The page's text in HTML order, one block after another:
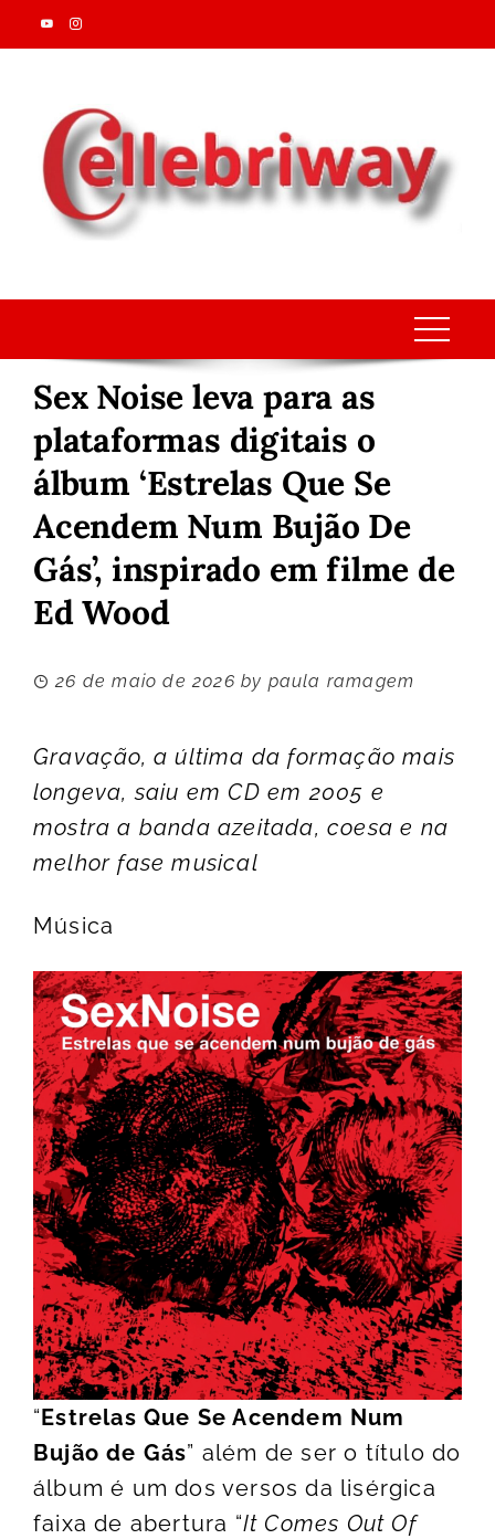
Skip
to
Sex Noise leva para as
plataformas digitais o
álbum ‘Estrelas Que Se
Acendem Num Bujão De
Gás’, inspirado em filme de
Ed Wood
26 de maio de 2026 by paula ramagem
Gravação, a última da formação mais
longeva, saiu em CD em 2005 e
mostra a banda azeitada, coesa e na
melhor fase musical
Música
“Estrelas Que Se Acendem Num
Bujão de Gás” além de ser o título do
álbum é um dos versos da lisérgica
faixa de abertura “It Comes Out Of